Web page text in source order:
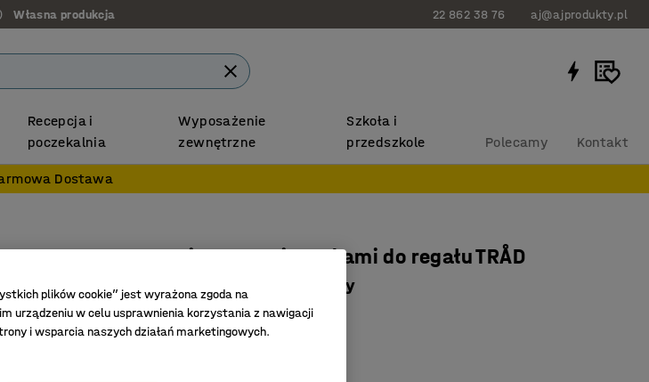
Własna produkcja 22 862 38 76 aj@ajprodukty.pl
Recepcja i
poczekalnia
Wyposażenie
zewnętrzne
Szkoła i
przedszkole
Polecamy Kontakt
Dostawa
Listwa z wieszakami do regału TRÅD
900 mm, ciemnoszary
Nr art.:378112
plików cookie” jest wyrażona zgoda na
urządzeniu w celu usprawnienia korzystania z nawigacji
i wsparcia naszych działań marketingowych.